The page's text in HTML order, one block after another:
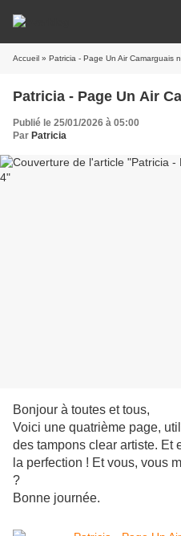
Accueil » Patricia - Page Un Air Camarguais
Patricia - Page Un Air
Publié le 25/01/2026 à 05:00
Par Patricia
Bonjour à toutes et tous,
Voici une quatrième page,
des tampons clear artiste. Et
la perfection ! Et vous, vous
?
Bonne journée.